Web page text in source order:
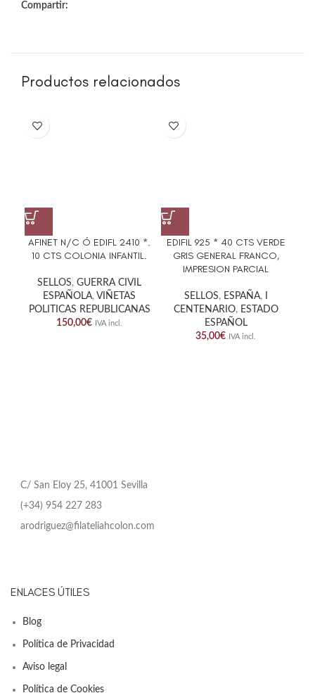
Compartir:
Productos relacionados
AFINET N/C Ó EDIFL 2410 *.
10 CTS COLONIA INFANTIL.
SELLOS, GUERRA CIVIL
ESPAÑOLA, VIÑETAS
POLITICAS REPUBLICANAS
150,00€ IVA incl.
EDIFIL 925 * 40 CTS VERDE
GRIS GENERAL FRANCO,
IMPRESION PARCIAL
SELLOS, ESPAÑA,
CENTENARIO, ESTADO
ESPAÑOL
35,00€ IVA incl.
C/ San Eloy 25, 41001 Sevilla
(+34) 954 227 283
arodriguez@filateliahcolon.com
ENLACES ÚTILES
Blog
Política de Privacidad
Aviso legal
Política de Cookies